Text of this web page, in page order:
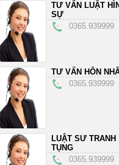
TƯ VẤN LUẬT
SỰ
0365.939999
TƯ VẤN HÔN
0365.939999
LUẬT SƯ TRANH
TỤNG
0365.939999